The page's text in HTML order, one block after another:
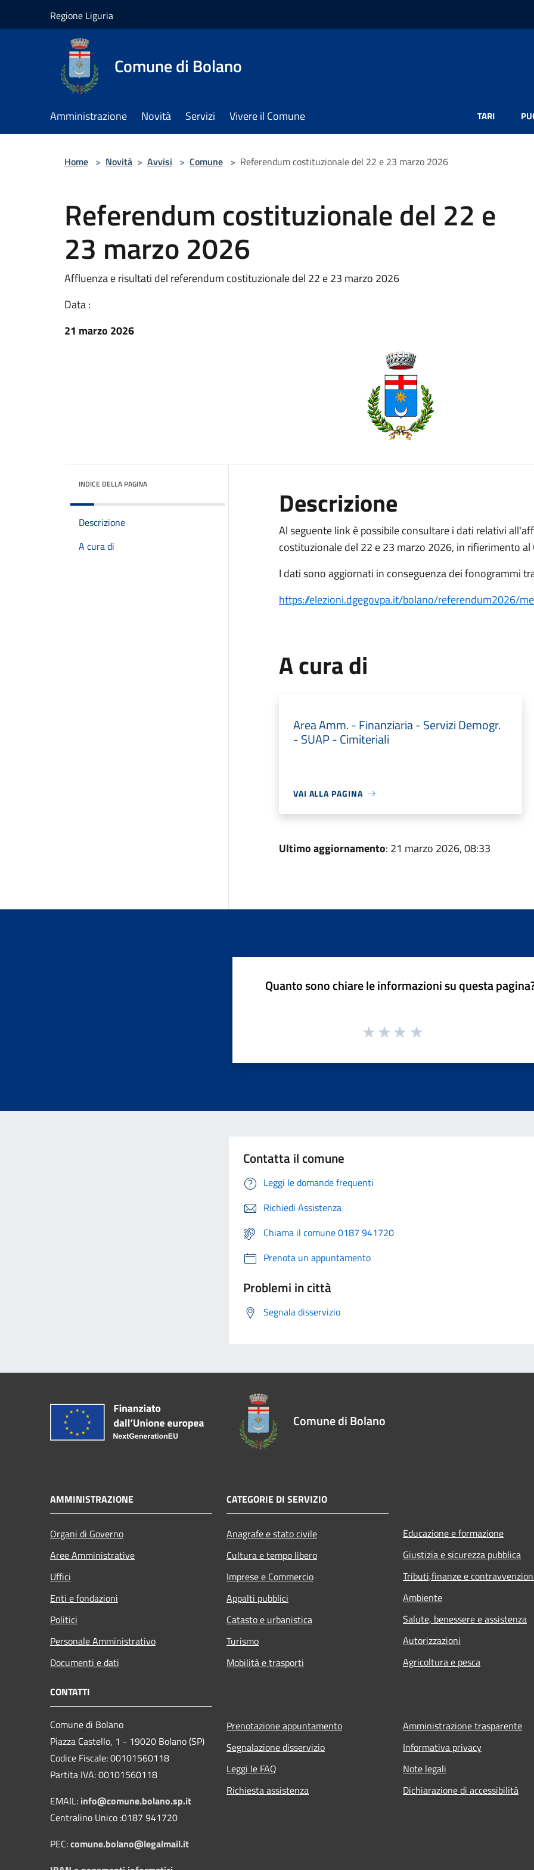
Regione Liguria
Comune di Bolano
Amministrazione Novità Servizi Vivere il Comune TARI
Home > Novità > Avvisi > Comune > Referendum costituzionale del 22 e 23 marzo 2026
Referendum costituzionale del 22 e
23 marzo 2026
Affluenza e risultati del referendum costituzionale del 22 e 23 marzo 2026
Data :
21 marzo 2026
INDICE DELLA PAGINA
Descrizione
A cura di
Descrizione
Al seguente link è possibile consultare i dati relativi
costituzionale del 22 e 23 marzo 2026, in rifierimento al
I dati sono aggiornati in conseguenza dei fonogrammi
https://elezioni.dgegovpa.it/bolano/referendum2026/
A cura di
Area Amm. - Finanziaria - Servizi Demogr.
- SUAP - Cimiteriali
VAI ALLA PAGINA
Ultimo aggiornamento: 21 marzo 2026, 08:33
Quanto sono chiare le informazioni su questa
Contatta il comune
Leggi le domande frequenti
Richiedi Assistenza
Chiama il comune 0187 941720
Prenota un appuntamento
Problemi in città
Segnala disservizio
Comune di Bolano
AMMINISTRAZIONE
Organi di Governo
Aree Amministrative
Uffici
Enti e fondazioni
Politici
Personale Amministrativo
Documenti e dati
CATEGORIE DI SERVIZIO
Anagrafe e stato civile
Cultura e tempo libero
Imprese e Commercio
Appalti pubblici
Catasto e urbanistica
Turismo
Mobilità e trasporti
Educazione e formazione
Giustizia e sicurezza pubblica
Tributi,finanze e
Ambiente
Salute, benessere e assistenza
Autorizzazioni
Agricoltura e pesca
CONTATTI
Comune di Bolano
Piazza Castello, 1 - 19020 Bolano (SP)
Codice Fiscale: 00101560118
Partita IVA: 00101560118
EMAIL: info@comune.bolano.sp.it
Centralino Unico :0187 941720
PEC:comune.bolano@legalmail.it
Prenotazione appuntamento
Segnalazione disservizio
Leggi le FAQ
Richiesta assistenza
Amministrazione trasparente
Informativa privacy
Note legali
Dichiarazione di accessibilità